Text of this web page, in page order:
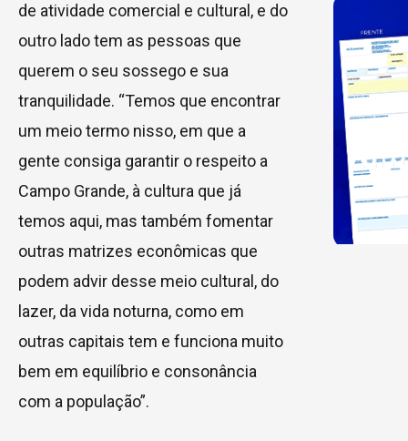
de atividade comercial e cultural, e do
outro lado tem as pessoas que
querem o seu sossego e sua
tranquilidade. “Temos que encontrar
um meio termo nisso, em que a
gente consiga garantir o respeito a
Campo Grande, à cultura que já
temos aqui, mas também fomentar
outras matrizes econômicas que
podem advir desse meio cultural, do
lazer, da vida noturna, como em
outras capitais tem e funciona muito
bem em equilíbrio e consonância
com a população”.